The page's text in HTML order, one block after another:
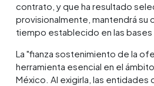
contrato, y que ha resultado
provisionalmente, mantendrá su
tiempo establecido en las bases
La "fianza sostenimiento de la
herramienta esencial en el
México. Al exigirla, las entidades